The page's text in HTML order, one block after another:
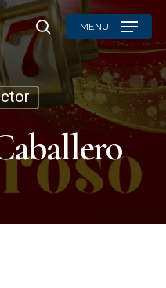
searchMENU